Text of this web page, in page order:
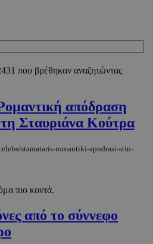
που βρέθηκαν αναζητώντας
απόδραση
Σταυριάνα Κούτρα
stamataris-romantiki-apodrasi-stin-
πιο κοντά.
από το σύννεφο